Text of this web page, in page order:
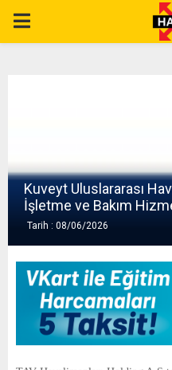
P
AKuveyt Uluslararası
İşletme ve Bakım
Tarih : 08/06/2026